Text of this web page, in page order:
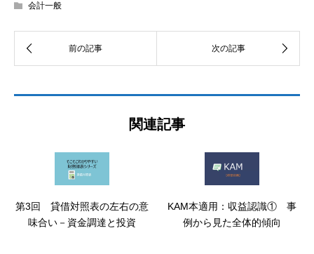
会計一般
関連記事
第3回 貸借対照表の左右の意
味合い－資金調達と投資
KAM本適用：収益認識① 事
例から見た全体的傾向